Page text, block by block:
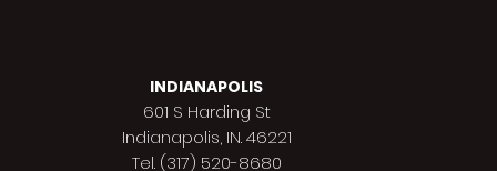
INDIANAPOLIS
601 S Harding St
Indianapolis, IN. 46221
Tel. (317) 520-8680